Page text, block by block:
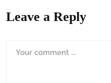
Leave a Reply